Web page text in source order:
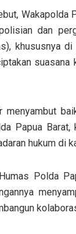
Wakapolda
dan
khususnya
menyambut
Papua Barat,
hukum di
Polda